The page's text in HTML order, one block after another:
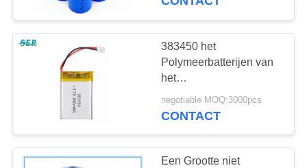
OM EEN
CITAAT
SITEMAP
PRIVACY
POLICY
9v lithiumbatterij
383450 het
Polymeerbatterijen van
het
Hoogspanningslithium,
de Navulbare Lipo
Telefoon
negotiable MOQ:3000pcs
CONTACT
Een Grootte niet